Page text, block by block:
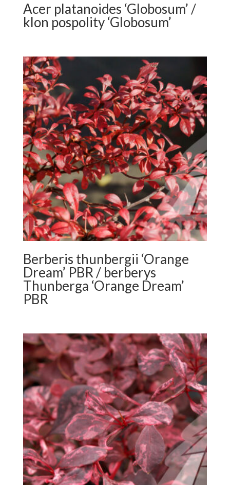
Acer platanoides ‘Globosum’ /
klon pospolity ‘Globosum’
Berberis thunbergii ‘Orange
Dream’ PBR / berberys
Thunberga ‘Orange Dream’
PBR